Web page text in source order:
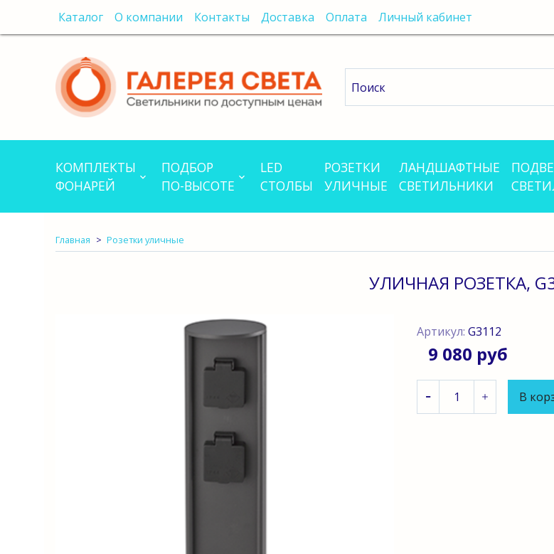
Каталог О компании Контакты Доставка Оплата Личный кабинет
КОМПЛЕКТЫ
ФОНАРЕЙ
ПОДБОР
ПО-ВЫСОТЕ
LED
СТОЛБЫ
РОЗЕТКИ
УЛИЧНЫЕ
ЛАНДШАФТНЫЕ
СВЕТИЛЬНИКИ
Главная Розетки уличные
УЛИЧНАЯ РОЗЕТКА,
Артикул: G3112
9 080 руб
В